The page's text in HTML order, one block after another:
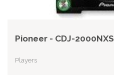
Pioneer - CDJ-2000NXS
Players